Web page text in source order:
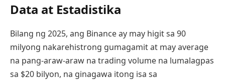
Data at Estadistika
Bilang ng 2025, ang Binance ay may higit sa 90
milyong nakarehistrong gumagamit at may average
na pang-araw-araw na trading volume na lumalagpas
sa $20 bilyon, na ginagawa itong isa sa